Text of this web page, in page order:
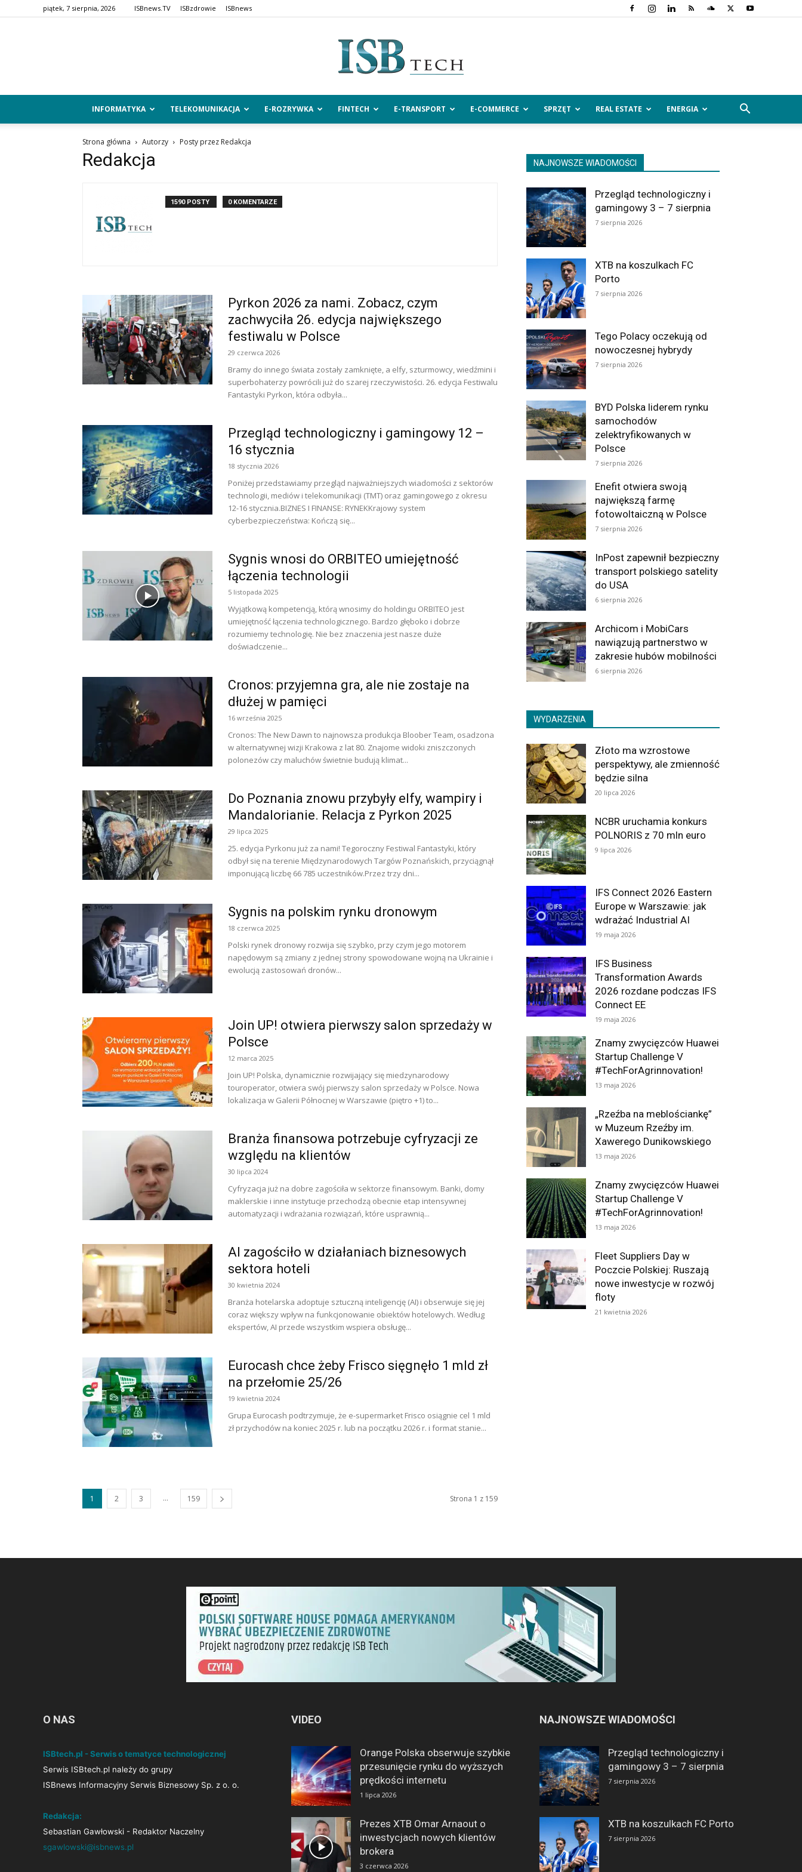
piątek, 7 sierpnia, 2026 ISBnews.TV ISBzdrowie ISBnews
ISBtech.pl
INFORMATYKA TELEKOMUNIKACJA E-ROZRYWKA FINTECH E-TRANSPORT E-COMMERCE SPRZĘT REAL ESTATE ENERGIA
Strona główna Autorzy Posty przez Redakcja
Redakcja
1590 POSTY 0 KOMENTARZE
Pyrkon 2026 za nami. Zobacz, czym
zachwyciła 26. edycja największego
festiwalu w Polsce
29 czerwca 2026
Bramy do innego świata zostały zamknięte, a elfy, szturmowcy, wiedźmini i
superbohaterzy powrócili już do szarej rzeczywistości. 26. edycja Festiwalu
Fantastyki Pyrkon, która odbyła...
Przegląd technologiczny i gamingowy 12 –
16 stycznia
18 stycznia 2026
Poniżej przedstawiamy przegląd najważniejszych wiadomości z sektorów
technologii, mediów i telekomunikacji (TMT) oraz gamingowego z okresu
12-16 stycznia.BIZNES I FINANSE: RYNEKKrajowy system
cyberbezpieczeństwa: Kończą się...
Sygnis wnosi do ORBITEO umiejętność
łączenia technologii
5 listopada 2025
Wyjątkową kompetencją, którą wnosimy do holdingu ORBITEO jest
umiejętność łączenia technologicznego. Bardzo głęboko i dobrze
rozumiemy technologię. Nie bez znaczenia jest nasze duże
doświadczenie...
Cronos: przyjemna gra, ale nie zostaje na
dłużej w pamięci
16 września 2025
Cronos: The New Dawn to najnowsza produkcja Bloober Team, osadzona
w alternatywnej wizji Krakowa z lat 80. Znajome widoki zniszczonych
polonezów czy maluchów świetnie budują klimat...
Do Poznania znowu przybyły elfy, wampiry i
Mandalorianie. Relacja z Pyrkon 2025
29 lipca 2025
25. edycja Pyrkonu już za nami! Tegoroczny Festiwal Fantastyki, który
odbył się na terenie Międzynarodowych Targów Poznańskich, przyciągnął
imponującą liczbę 66 785 uczestników.Przez trzy dni...
Sygnis na polskim rynku dronowym
18 czerwca 2025
Polski rynek dronowy rozwija się szybko, przy czym jego motorem
napędowym są zmiany z jednej strony spowodowane wojną na Ukrainie i
ewolucją zastosowań dronów...
Join UP! otwiera pierwszy salon sprzedaży w
Polsce
12 marca 2025
Join UP! Polska, dynamicznie rozwijający się miedzynarodowy
touroperator, otwiera swój pierwszy salon sprzedaży w Polsce. Nowa
lokalizacja w Galerii Północnej w Warszawie (piętro +1) to...
Branża finansowa potrzebuje cyfryzacji ze
względu na klientów
30 lipca 2024
Cyfryzacja już na dobre zagościła w sektorze finansowym. Banki, domy
maklerskie i inne instytucje przechodzą obecnie etap intensywnej
automatyzacji i wdrażania rozwiązań, które usprawnią...
AI zagościło w działaniach biznesowych
sektora hoteli
30 kwietnia 2024
Branża hotelarska adoptuje sztuczną inteligencję (AI) i obserwuje się jej
coraz większy wpływ na funkcjonowanie obiektów hotelowych. Według
ekspertów, AI przede wszystkim wspiera obsługę...
Eurocash chce żeby Frisco sięgnęło 1 mld zł
na przełomie 25/26
19 kwietnia 2024
Grupa Eurocash podtrzymuje, że e-supermarket Frisco osiągnie cel 1 mld
zł przychodów na koniec 2025 r. lub na początku 2026 r. i format stanie...
1 2 3 ... 159 Strona 1 z 159
NAJNOWSZE WIADOMOŚCI
Przegląd technologiczny i
gamingowy 3 – 7 sierpnia
7 sierpnia 2026
XTB na koszulkach FC
Porto
7 sierpnia 2026
Tego Polacy oczekują od
nowoczesnej hybrydy
7 sierpnia 2026
BYD Polska liderem rynku
samochodów
zelektryfikowanych w
Polsce
7 sierpnia 2026
Enefit otwiera swoją
największą farmę
fotowoltaiczną w Polsce
7 sierpnia 2026
InPost zapewnił bezpieczny
transport polskiego satelity
do USA
6 sierpnia 2026
Archicom i MobiCars
nawiązują partnerstwo w
zakresie hubów mobilności
6 sierpnia 2026
WYDARZENIA
Złoto ma wzrostowe
perspektywy, ale zmienność
będzie silna
20 lipca 2026
NCBR uruchamia konkurs
POLNORIS z 70 mln euro
9 lipca 2026
IFS Connect 2026 Eastern
Europe w Warszawie: jak
wdrażać Industrial AI
19 maja 2026
IFS Business
Transformation Awards
2026 rozdane podczas IFS
Connect EE
19 maja 2026
Znamy zwycięzców Huawei
Startup Challenge V
#TechForAgrinnovation!
13 maja 2026
„Rzeźba na meblościankę”
w Muzeum Rzeźby im.
Xawerego Dunikowskiego
13 maja 2026
Znamy zwycięzców Huawei
Startup Challenge V
#TechForAgrinnovation!
13 maja 2026
Fleet Suppliers Day w
Poczcie Polskiej: Ruszają
nowe inwestycje w rozwój
floty
21 kwietnia 2026
O NAS
ISBtech.pl - Serwis o tematyce technologicznej
Serwis ISBtech.pl należy do grupy
ISBnews Informacyjny Serwis Biznesowy Sp. z o. o.
Redakcja:
Sebastian Gawłowski - Redaktor Naczelny
sgawlowski@isbnews.pl
VIDEO
Orange Polska obserwuje szybkie
przesunięcie rynku do wyższych
prędkości internetu
1 lipca 2026
Prezes XTB Omar Arnaout o
inwestycjach nowych klientów
brokera
3 czerwca 2026
NAJNOWSZE WIADOMOŚCI
Przegląd technologiczny i
gamingowy 3 – 7 sierpnia
7 sierpnia 2026
XTB na koszulkach FC Porto
7 sierpnia 2026